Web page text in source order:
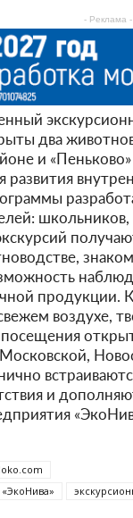
- Реклама -
два
и
продукции.
воздухе,
посещения
и
«ЭкоНива»